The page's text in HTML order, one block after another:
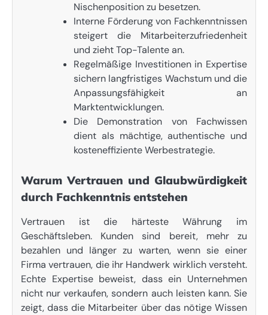
Nischenposition zu besetzen.
Interne Förderung von Fachkenntnissen
steigert die Mitarbeiterzufriedenheit
und zieht Top-Talente an.
Regelmäßige Investitionen in Expertise
sichern langfristiges Wachstum und die
Anpassungsfähigkeit an
Marktentwicklungen.
Die Demonstration von Fachwissen
dient als mächtige, authentische und
kosteneffiziente Werbestrategie.
Warum Vertrauen und Glaubwürdigkeit
durch Fachkenntnis entstehen
Vertrauen ist die härteste Währung im
Geschäftsleben. Kunden sind bereit, mehr zu
bezahlen und länger zu warten, wenn sie einer
Firma vertrauen, die ihr Handwerk wirklich versteht.
Echte Expertise beweist, dass ein Unternehmen
nicht nur verkaufen, sondern auch leisten kann. Sie
zeigt, dass die Mitarbeiter über das nötige Wissen